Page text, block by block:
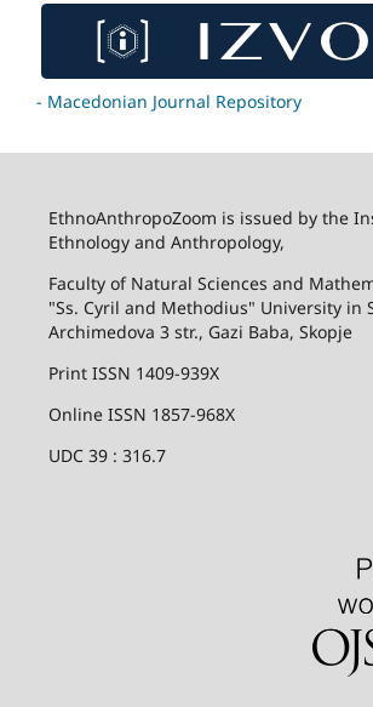
- Macedonian Journal Repository
EthnoAnthropoZoom is issued by the
Ethnology and Anthropology,
Faculty of Natural Sciences and
"Ss. Cyril and Methodius" University in
Archimedova 3 str., Gazi Baba, Skopje
Print ISSN 1409-939X
Online ISSN 1857-968X
UDC 39 : 316.7